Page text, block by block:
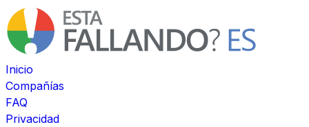
Inicio
Compañías
FAQ
Privacidad